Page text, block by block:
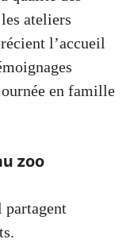
ateliers
l’accueil
en famille
zoo
partagent